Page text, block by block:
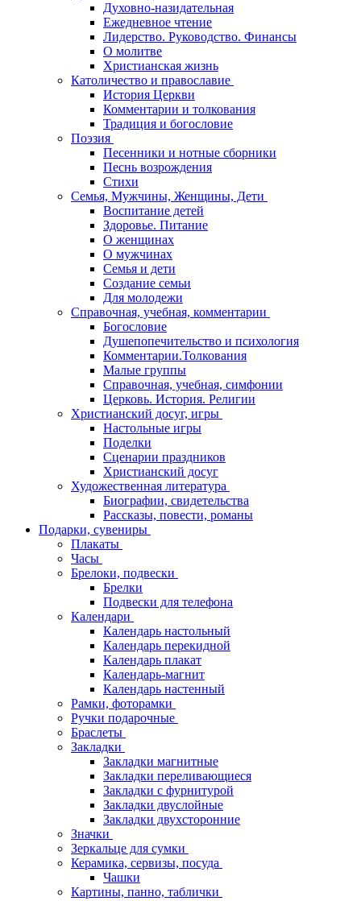
Духовно-назидательная
Ежедневное чтение
Лидерство. Руководство. Финансы
О молитве
Христианская жизнь
Католичество и православие
История Церкви
Комментарии и толкования
Традиция и богословие
Поэзия
Песенники и нотные сборники
Песнь возрождения
Стихи
Семья, Мужчины, Женщины, Дети
Воспитание детей
Здоровье. Питание
О женщинах
О мужчинах
Семья и дети
Создание семьи
Для молодежи
Справочная, учебная, комментарии
Богословие
Душепопечительство и психология
Комментарии.Толкования
Малые группы
Справочная, учебная, симфонии
Церковь. История. Религии
Христианский досуг, игры
Настольные игры
Поделки
Сценарии праздников
Христианский досуг
Художественная литература
Биографии, свидетельства
Рассказы, повести, романы
Подарки, сувениры
Плакаты
Часы
Брелоки, подвески
Брелки
Подвески для телефона
Календари
Календарь настольный
Календарь перекидной
Календарь плакат
Календарь-магнит
Календарь настенный
Рамки, фоторамки
Ручки подарочные
Браслеты
Закладки
Закладки магнитные
Закладки переливающиеся
Закладки с фурнитурой
Закладки двуслойные
Закладки двухсторонние
Значки
Зеркальце для сумки
Керамика, сервизы, посуда
Чашки
Картины, панно, таблички